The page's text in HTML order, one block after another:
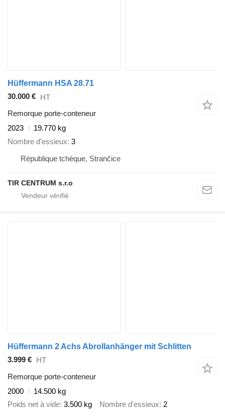
Hüffermann HSA 28.71
30.000 € HT
Remorque porte-conteneur
2023
19.770 kg
Nombre d'essieux 3
République tchèque, Strančice
TIR CENTRUM s.r.o
Hüffermann 2 Achs Abrollanhänger mit Schlitten
3.999 € HT
Remorque porte-conteneur
2000
14.500 kg
Poids net à vide 3.500 kg Nombre d'essieux 2